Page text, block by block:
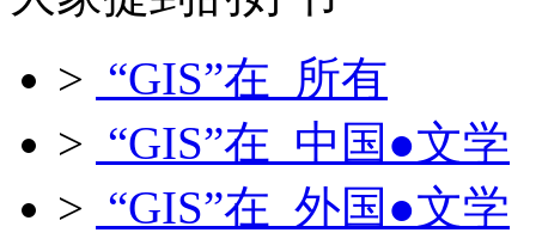
> “GIS”在 所有
> “GIS”在 中国●文学
> “GIS”在 外国●文学